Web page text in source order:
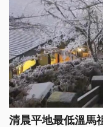
清晨平地最低溫馬